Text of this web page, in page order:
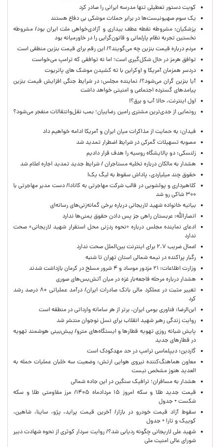
کویت دستور تعطیلی تنها مدرسه ایرانی را صادر کرد
یک‌ سوم صهیونیست‌ها در برابر حملات موشکی بی دفاع هستند
پزشکیان: مشروطه نقطه عطف بیداری و آزادی‌خواهی ملت ایران بود/ مشروطه
نخستین تجربه نظام پارلمانی و قانون‌گرایی را در خاورمیانه بود
مردم درباره قیمت بنزین چه می‌گویند؟/ این رقم برای قیمت بنزین منطقی است
توافق هرمز در حال شکل‌گیری است؛ اما نه توافقی که ترامپ می‌خواست
دردسر همزمان آمریکا و اوکراین با ته کشیدن موشک های پاتریوت
آیا بنزین گران می‌شود؟/ نماینده مجلس: در شرایط جنگی افزایش قیمت بنزین
پیامدهای گسترده اجتماعی و امنیتی خواهد داشت
اول اینترنت، حالا آب و برق؟!
رونمایی از جدی‌ترین مشتری رامین رضاییان؛ بمب نقل‌وانتقالات منفجر می‌شود؟
فیدان: به حمایت از مذاکرات میان ایران و آمریکا ادامه خواهیم داد
مصوبه تسهیلات گمرکی در شرایط اضطرار تمدید شد
زلنسکی: دو پالایشگاه روسیه را هدف قرار دادیم
هشدار به مالکان درباره تخلیه مستاجران / شرایط جدید تمدید اجاره اعلام شد
حقوق چند میلیاردی، پاداش سقوط به لیگ یک!
کلاهبرداری و پولشویی در قالب شرکت مهاجرتی به کانادا/ دست مدیر مهاجرتی با
۳۰۰ شاکی رو شد
بیانیه خانواده شهید لاریجانی درباره برخی گمانه‌زنی‌های رسانه‌ای
انصارالله: عربستان راهی جز پس دادن حقوق یمنی‌ها ندارد
ادعای نماینده مجلس درباره «نحوه ردزنی محل استقرار شهید لاریجانی» صحت
ندارد
اعمال ضریب ۲.۷ برای اینترنت بین‌الملل صحت ندارد
رگبار پراکنده در نیمه شمالی استان تهران تا شنبه
وزارت اطلاعات: ۲۱ مزدور موساد و ۴ شرور مسلح در کرمان بازداشت شدند
هشدار درباره مرحله فاجعه‌بار غزه در میان آتش‌بس‌های صوری
تغییر مثبت در عملکرد مالی بانک صادرات ایران/ درآمد عملیاتی ۸۰ درصد رشد
کرد
ابن‌الرضا: فناوری بومی ایران، برتر از هر سامانه وارداتی در منطقه است
روایت زندگی رهبر شهید انقلاب برای نسل نوجوان منتشر شد
پایش شبانه روزی تهویه قطارها و ایستگاه‌های مترو/ پیش‌بینی هوشمند تهویه
در قطارهای جدید
گاردین: دیپلماسی ترامپ در حد مهدکودک است
معاون هماهنگ‌کننده نیروی هوایی ارتش: وضعیت سه خلبان عملیات حمله به
العدید هنوز مشخص نیست
هشدار به مسافران؛ ترافیک سنگین در این جاده شمالی
قیمت جدید طلا و سکه امروز ۱۵ مردادماه ۱۴۰۵/ مرز مقاومتی طلا و سکه
شکست + جدول
سقوط آزاد قیمت خودرو در بازار/ آخرین قیمت پراید، پژو، ساینا، شاهین،
کوییک و تارا + جدول
شهید علی لاریجانی چگونه ردیابی شد؟/ روایت سردار کوثری از نحوه شهادت دبیر
شورای عالی امنیت ملی